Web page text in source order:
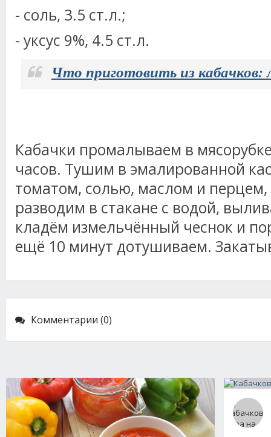
- соль, 3.5 ст.л.;
- уксус 9%, 4.5 ст.л.
Что приготовить из
Кабачки промалываем в
часов. Тушим в эмалированной
томатом, солью, маслом и перцем,
разводим в стакане с водой,
кладём измельчённый чеснок и
ещё 10 минут дотушиваем.
Комментарии (0)